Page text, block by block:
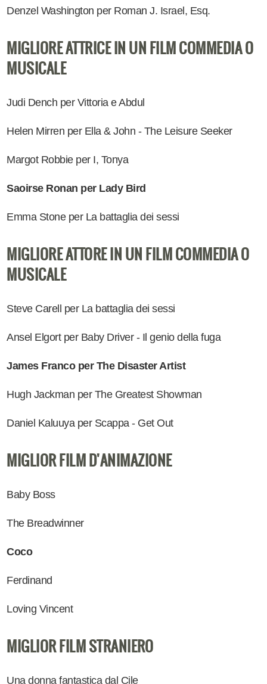
Denzel Washington per Roman J. Israel, Esq.
MIGLIORE ATTRICE IN UN FILM COMMEDIA O
MUSICALE
Judi Dench per Vittoria e Abdul
Helen Mirren per Ella & John - The Leisure Seeker
Margot Robbie per I, Tonya
Saoirse Ronan per Lady Bird
Emma Stone per La battaglia dei sessi
MIGLIORE ATTORE IN UN FILM COMMEDIA O
MUSICALE
Steve Carell per La battaglia dei sessi
Ansel Elgort per Baby Driver - Il genio della fuga
James Franco per The Disaster Artist
Hugh Jackman per The Greatest Showman
Daniel Kaluuya per Scappa - Get Out
MIGLIOR FILM D'ANIMAZIONE
Baby Boss
The Breadwinner
Coco
Ferdinand
Loving Vincent
MIGLIOR FILM STRANIERO
Una donna fantastica dal Cile